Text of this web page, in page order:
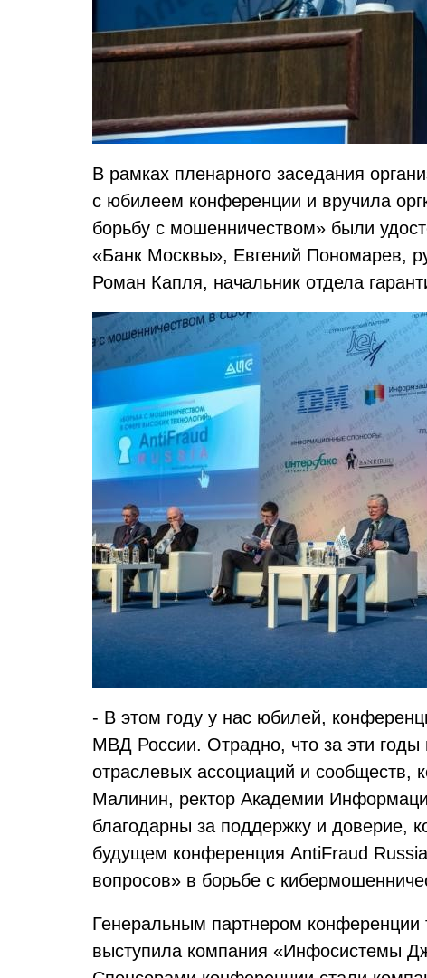
В рамках пленарного заседания
с юбилеем конференции и вручила
борьбу с мошенничеством» были
«Банк Москвы», Евгений Пономарев,
Роман Капля, начальник отдела
- В этом году у нас юбилей,
МВД России. Отрадно, что за эти годы
отраслевых ассоциаций и
Малинин, ректор Академии
благодарны за поддержку и доверие,
будущем конференция AntiFraud
вопросов» в борьбе с
Генеральным партнером конференции
выступила компания «Инфосистемы